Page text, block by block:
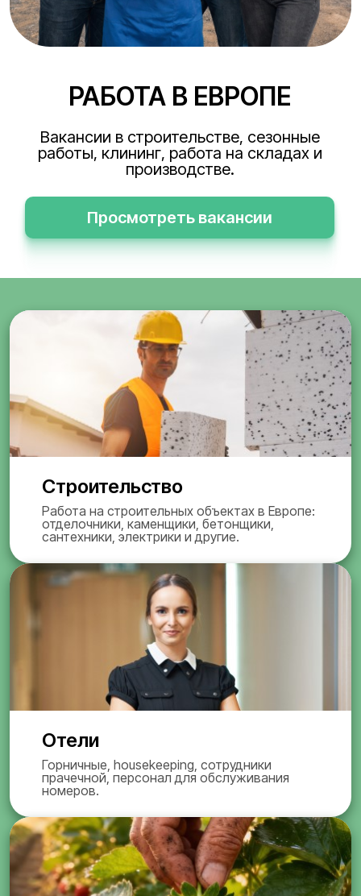
РАБОТА В ЕВРОПЕ
Вакансии в строительстве, сезонные
работы, клининг, работа на складах и
производстве.
Просмотреть вакансии
Строительство
Работа на строительных объектах в Европе:
отделочники, каменщики, бетонщики,
сантехники, электрики и другие.
Отели
Горничные, housekeeping, сотрудники
прачечной, персонал для обслуживания
номеров.